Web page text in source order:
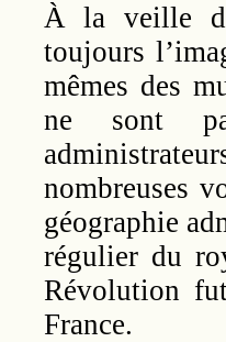
À la veille
toujours
mêmes des
ne sont
nombreuses
géographie
régulier du
Révolution
France.